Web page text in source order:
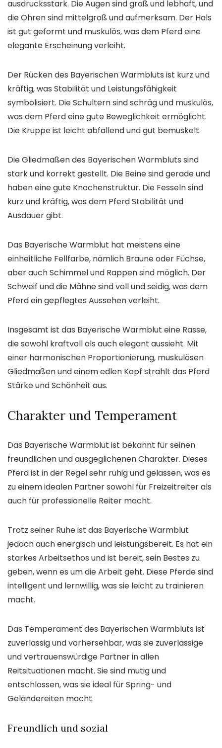
ausdrucksstark. Die Augen sind groß und lebhaft, und
die Ohren sind mittelgroß und aufmerksam. Der Hals
ist gut geformt und muskulös, was dem Pferd eine
elegante Erscheinung verleiht.
Der Rücken des Bayerischen Warmbluts ist kurz und
kräftig, was Stabilität und Leistungsfähigkeit
symbolisiert. Die Schultern sind schräg und muskulös,
was dem Pferd eine gute Beweglichkeit ermöglicht.
Die Kruppe ist leicht abfallend und gut bemuskelt.
Die Gliedmaßen des Bayerischen Warmbluts sind
stark und korrekt gestellt. Die Beine sind gerade und
haben eine gute Knochenstruktur. Die Fesseln sind
kurz und kräftig, was dem Pferd Stabilität und
Ausdauer gibt.
Das Bayerische Warmblut hat meistens eine
einheitliche Fellfarbe, nämlich Braune oder Füchse,
aber auch Schimmel und Rappen sind möglich. Der
Schweif und die Mähne sind voll und seidig, was dem
Pferd ein gepflegtes Aussehen verleiht.
Insgesamt ist das Bayerische Warmblut eine Rasse,
die sowohl kraftvoll als auch elegant aussieht. Mit
einer harmonischen Proportionierung, muskulösen
Gliedmaßen und einem edlen Kopf strahlt das Pferd
Stärke und Schönheit aus.
Charakter und Temperament
Das Bayerische Warmblut ist bekannt für seinen
freundlichen und ausgeglichenen Charakter. Dieses
Pferd ist in der Regel sehr ruhig und gelassen, was es
zu einem idealen Partner sowohl für Freizeitreiter als
auch für professionelle Reiter macht.
Trotz seiner Ruhe ist das Bayerische Warmblut
jedoch auch energisch und leistungsbereit. Es hat ein
starkes Arbeitsethos und ist bereit, sein Bestes zu
geben, wenn es um die Arbeit geht. Diese Pferde sind
intelligent und lernwillig, was sie leicht zu trainieren
macht.
Das Temperament des Bayerischen Warmbluts ist
zuverlässig und vorhersehbar, was sie zuverlässige
und vertrauenswürdige Partner in allen
Reitsituationen macht. Sie sind mutig und
entschlossen, was sie ideal für Spring- und
Geländereiten macht.
Freundlich und sozial